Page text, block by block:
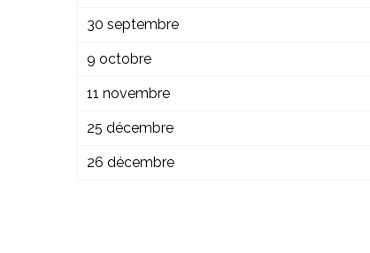
30 septembre
9 octobre
11 novembre
25 décembre
26 décembre